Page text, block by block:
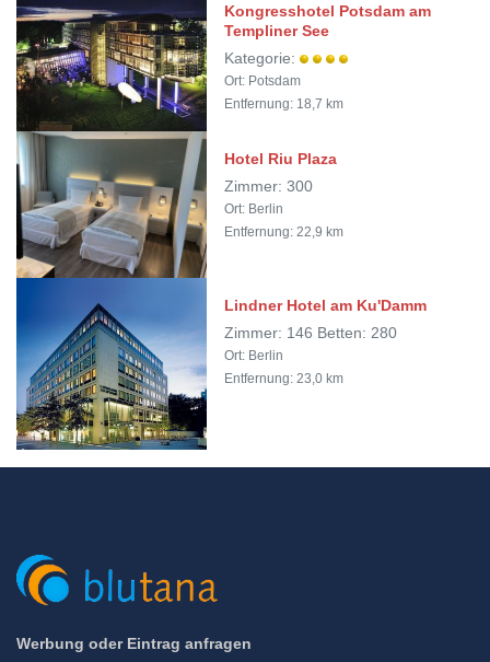
Kongresshotel Potsdam am
Templiner See
Kategorie:
Ort: Potsdam
Entfernung: 18,7 km
Hotel Riu Plaza
Zimmer: 300
Ort: Berlin
Entfernung: 22,9 km
Lindner Hotel am Ku'Damm
Zimmer: 146 Betten: 280
Ort: Berlin
Entfernung: 23,0 km
Werbung oder Eintrag anfragen